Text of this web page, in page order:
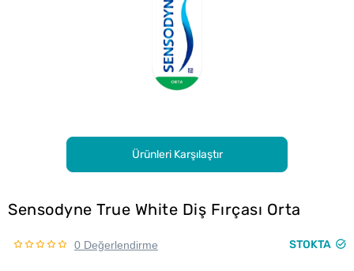
Ürünleri Karşılaştır
Sensodyne True White Diş Fırçası Orta
0 Değerlendirme STOKTA